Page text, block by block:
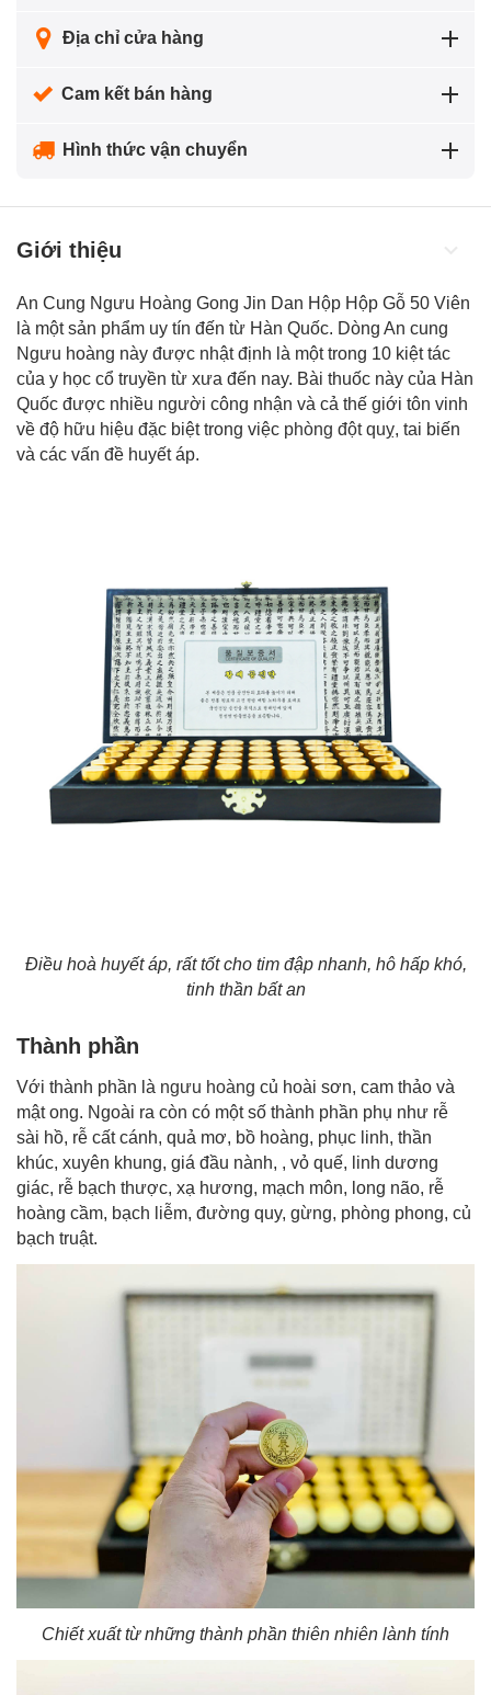
Địa chỉ cửa hàng
Cam kết bán hàng
Hình thức vận chuyển
Giới thiệu
An Cung Ngưu Hoàng Gong Jin Dan Hộp Hộp Gỗ 50 Viên
là một sản phẩm uy tín đến từ Hàn Quốc. Dòng An cung
Ngưu hoàng này được nhật định là một trong 10 kiệt tác
của y học cổ truyền từ xưa đến nay. Bài thuốc này của Hàn
Quốc được nhiều người công nhận và cả thế giới tôn vinh
về độ hữu hiệu đặc biệt trong việc phòng đột quỵ, tai biến
và các vấn đề huyết áp.
Điều hoà huyết áp, rất tốt cho tim đập nhanh, hô hấp khó,
tinh thần bất an
Thành phần
Với thành phần là ngưu hoàng củ hoài sơn, cam thảo và
mật ong. Ngoài ra còn có một số thành phần phụ như rễ
sài hồ, rễ cất cánh, quả mơ, bồ hoàng, phục linh, thần
khúc, xuyên khung, giá đầu nành, , vỏ quế, linh dương
giác, rễ bạch thược, xạ hương, mạch môn, long não, rễ
hoàng cầm, bạch liễm, đường quy, gừng, phòng phong, củ
bạch truật.
Chiết xuất từ những thành phần thiên nhiên lành tính